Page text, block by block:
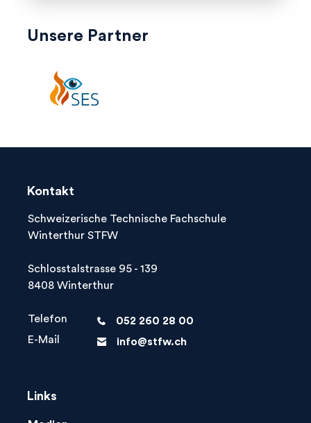
Unsere Partner
Kontakt
Schweizerische Technische Fachschule
Winterthur STFW
Schlosstalstrasse 95 - 139
8408 Winterthur
Telefon phone
052 260 28 00
E-Mail
letter info@stfw.ch
Links